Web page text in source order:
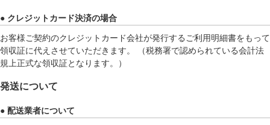
● クレジットカード決済の場合
お客様ご契約のクレジットカード会社が発行するご利用明細書をもって
領収証に代えさせていただきます。 （税務署で認められている会計法
規上正式な領収証となります。）
発送について
● 配送業者について